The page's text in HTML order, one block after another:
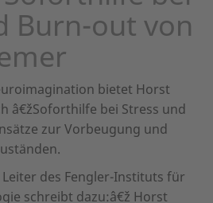
Burn-out von
bietet Horst
â€žSoforthilfe bei Stress und
zur Vorbeugung und
Leiter des Fengler-Instituts für
schreibt dazu:â€ž Horst